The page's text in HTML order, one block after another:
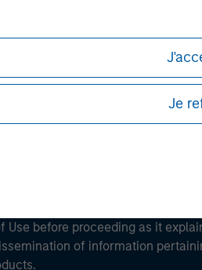
Je
Morgan Stanley Careers
Use before proceeding as it
of information